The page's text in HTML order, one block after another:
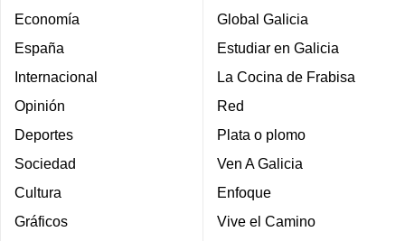
Economía
España
Internacional
Opinión
Deportes
Sociedad
Cultura
Gráficos
Global Galicia
Estudiar en Galicia
La Cocina de Frabisa
Red
Plata o plomo
Ven A Galicia
Enfoque
Vive el Camino